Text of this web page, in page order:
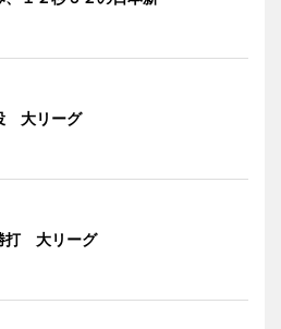
大リーグ
打 大リーグ